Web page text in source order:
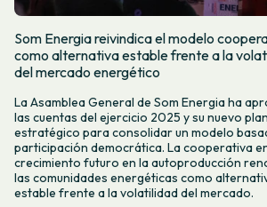
Som Energia reivindica el modelo
como alternativa estable frente a la
del mercado energético
La Asamblea General de Som Energia ha
las cuentas del ejercicio 2025 y su nuevo plan
estratégico para consolidar un modelo
participación democrática. La cooperativa
crecimiento futuro en la autoproducción
las comunidades energéticas como
estable frente a la volatilidad del mercado.